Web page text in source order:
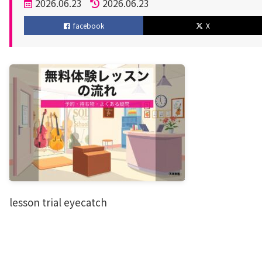
投
稿
日
2026.06.23
更
新
2026.06.23
facebook X
lesson trial eyecatch